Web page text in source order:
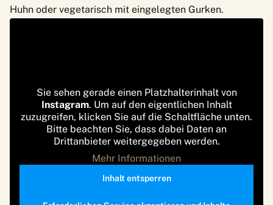
Huhn oder vegetarisch mit eingelegten Gurken.
Sie sehen gerade einen Platzhalterinhalt von
Instagram. Um auf den eigentlichen Inhalt
zuzugreifen, klicken Sie auf die Schaltfläche unten.
Bitte beachten Sie, dass dabei Daten an
Drittanbieter weitergegeben werden.
Mehr Informationen
Inhalt entsperren